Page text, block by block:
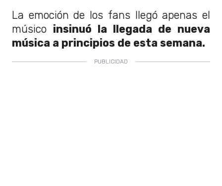
La emoción de los fans llegó apenas el
músico insinuó la llegada de nueva
música a principios de esta semana.